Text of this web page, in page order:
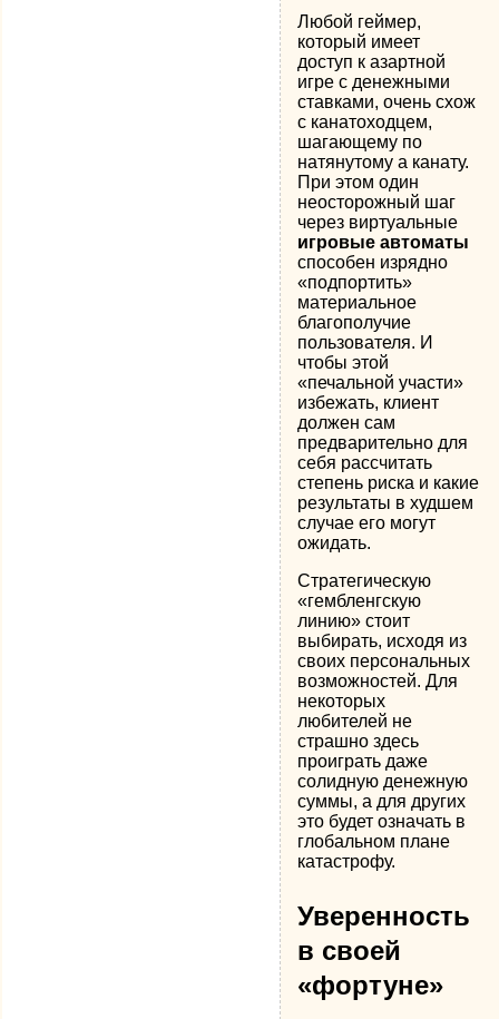
Любой геймер,
который имеет
доступ к азартной
игре с денежными
ставками, очень схож
с канатоходцем,
шагающему по
натянутому а канату.
При этом один
неосторожный шаг
через виртуальные
игровые автоматы
способен изрядно
«подпортить»
материальное
благополучие
пользователя. И
чтобы этой
«печальной участи»
избежать, клиент
должен сам
предварительно для
себя рассчитать
степень риска и какие
результаты в худшем
случае его могут
ожидать.
Стратегическую
«гембленгскую
линию» стоит
выбирать, исходя из
своих персональных
возможностей. Для
некоторых
любителей не
страшно здесь
проиграть даже
солидную денежную
суммы, а для других
это будет означать в
глобальном плане
катастрофу.
Уверенность
в своей
«фортуне»